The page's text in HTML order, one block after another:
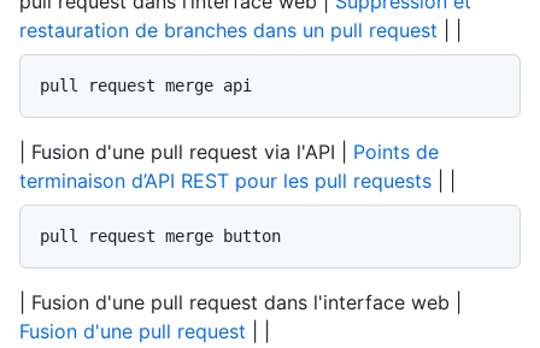
restauration de branches dans un pull request
pull request merge api
| Fusion d'une pull request via l'API | Points de
terminaison d’API REST pour les pull requests
pull request merge button
| Fusion d'une pull request dans l'interface web |
Fusion d'une pull request